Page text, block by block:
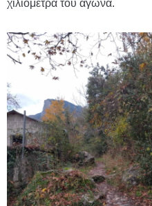
χιλιόμετρα του αγώνα.